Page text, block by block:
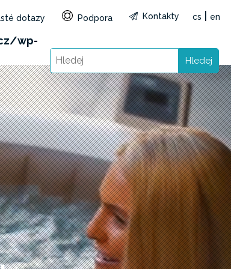
Failed to open stream: HTTP
wp-
dotazy Podpora Kontakty cs en
Hledej